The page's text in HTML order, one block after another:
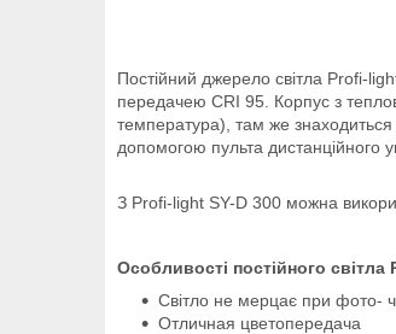
Постійний джерело світла Profi-
передачею CRI 95. Корпус з
температура), там же знаходиться
допомогою пульта дистанційного
З Profi-light SY-D 300 можна
Особливості постійного
Світло не мерцає при фото-
Отличная цветопередача